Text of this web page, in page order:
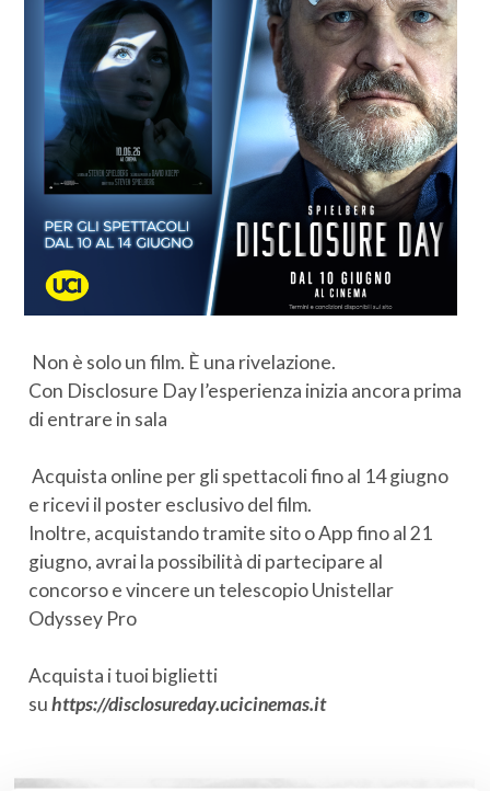
Non è solo un film. È una rivelazione.
Con Disclosure Day l’esperienza inizia ancora prima
di entrare in sala
Acquista online per gli spettacoli fino al 14 giugno
e ricevi il poster esclusivo del film.
Inoltre, acquistando tramite sito o App fino al 21
giugno, avrai la possibilità di partecipare al
concorso e vincere un telescopio Unistellar
Odyssey Pro
Acquista i tuoi biglietti
suhttps://disclosureday.ucicinemas.it